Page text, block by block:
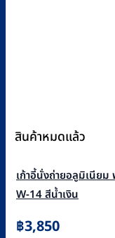
สินค้าหมดแล้ว
เก้าอี้นั่งถ่ายอลูมิเนียม
W-14 สีน้ำเงิน
฿3,850